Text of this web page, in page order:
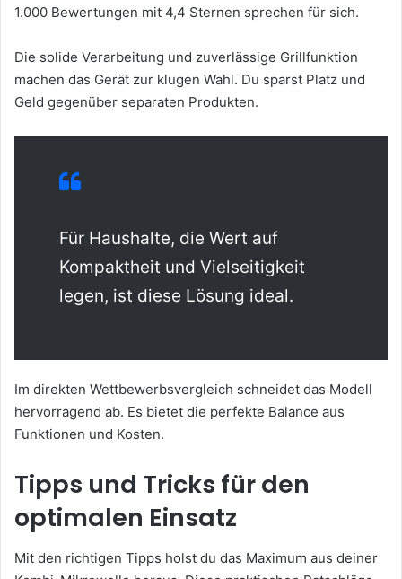
1.000 Bewertungen mit 4,4 Sternen sprechen für sich.
Die solide Verarbeitung und zuverlässige Grillfunktion
machen das Gerät zur klugen Wahl. Du sparst Platz und
Geld gegenüber separaten Produkten.
Für Haushalte, die Wert auf
Kompaktheit und Vielseitigkeit
legen, ist diese Lösung ideal.
Im direkten Wettbewerbsvergleich schneidet das Modell
hervorragend ab. Es bietet die perfekte Balance aus
Funktionen und Kosten.
Tipps und Tricks für den
optimalen Einsatz
Mit den richtigen Tipps holst du das Maximum aus deiner